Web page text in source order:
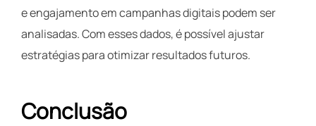
e engajamento em campanhas digitais podem ser
analisadas. Com esses dados, é possível ajustar
estratégias para otimizar resultados futuros.
Conclusão